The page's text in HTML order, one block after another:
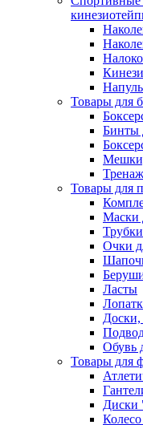
Товары для
Бинты
Товары для
Маски
Трубки
Очки
Ласты
Доски,
Обувь
Товары для
Диски